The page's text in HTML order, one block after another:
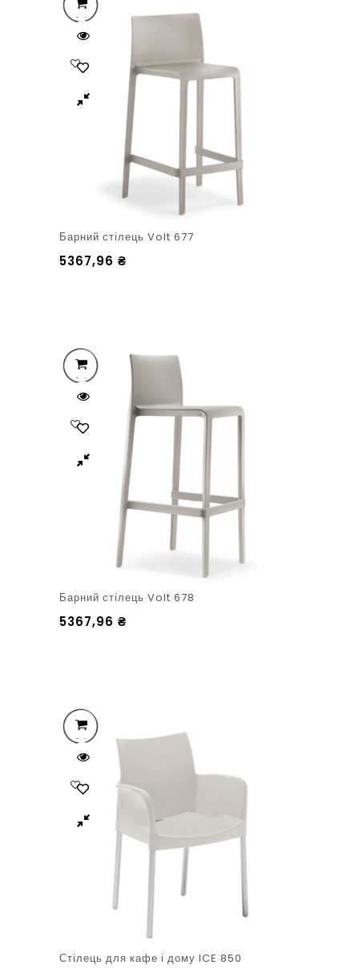
Барний стілець Volt 677
5367,96 ₴
Барний стілець Volt 678
5367,96 ₴
Стілець для кафе і дому ICE 850